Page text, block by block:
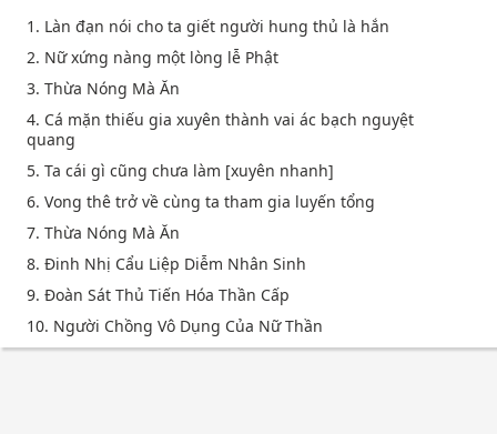
1. Làn đạn nói cho ta giết người hung thủ là hắn
2. Nữ xứng nàng một lòng lễ Phật
3. Thừa Nóng Mà Ăn
4. Cá mặn thiếu gia xuyên thành vai ác bạch nguyệt
quang
5. Ta cái gì cũng chưa làm [xuyên nhanh]
6. Vong thê trở về cùng ta tham gia luyến tổng
7. Thừa Nóng Mà Ăn
8. Đinh Nhị Cẩu Liệp Diễm Nhân Sinh
9. Đoàn Sát Thủ Tiến Hóa Thần Cấp
10. Người Chồng Vô Dụng Của Nữ Thần